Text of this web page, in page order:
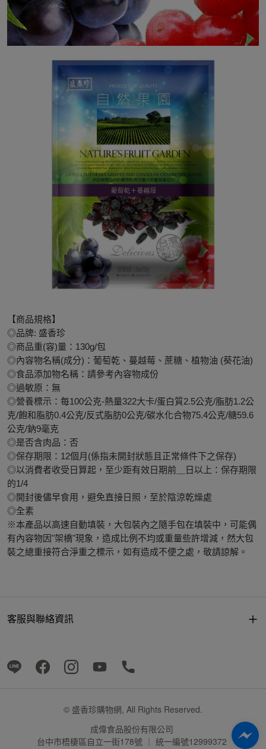
【商品規格】
◎品牌: 盛香珍
◎商品重(容)量：130g/包
◎內容物名稱(成分)：葡萄乾、蔓越莓、蔗糖、植物油 (葵花油)
◎食品添加物名稱：請參考內容物成份
◎過敏原：無
◎營養標示：每100公克-熱量322大卡/蛋白質2.5公克/脂肪1.2公
克/飽和脂肪0.4公克/反式脂肪0公克/碳水化合物75.4公克/糖59.6
公克/鈉9毫克
◎是否含肉品：否
◎保存期限：12個月(係指未開封狀態且正常條件下之保存)
◎以消費者收受日算起，至少距有效日期前＿日以上：保存期限
的1/4
◎開封後儘早食用，避免直接日照，至於陰涼乾燥處
◎全素
※本產品以高速自動填裝，大包裝內之隨手包在填裝中，可能偶
有內容物因"架橋"現象，造成比例不均或重量些許增減，然大包
裝之總重接符合淨重之標示，如有造成不便之處，敬請諒解。
客服與聯絡資訊
© 盛香珍購物網, All Rights Reserved.
成偉食品股份有限公司
台中市梧棲區自立一街178號 ｜ 統一編號12999372